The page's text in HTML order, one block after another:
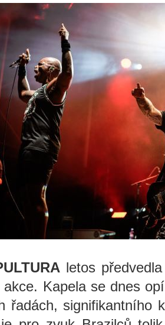
letos
akce. Kapela se dnes
řadách, signifikantního